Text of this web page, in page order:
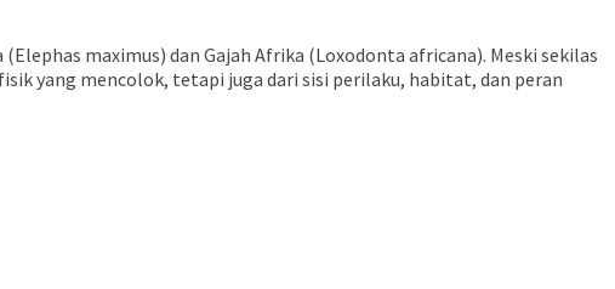
maximus) dan Gajah Afrika (Loxodonta africana). Meski sekilas
yang mencolok, tetapi juga dari sisi perilaku, habitat, dan peran